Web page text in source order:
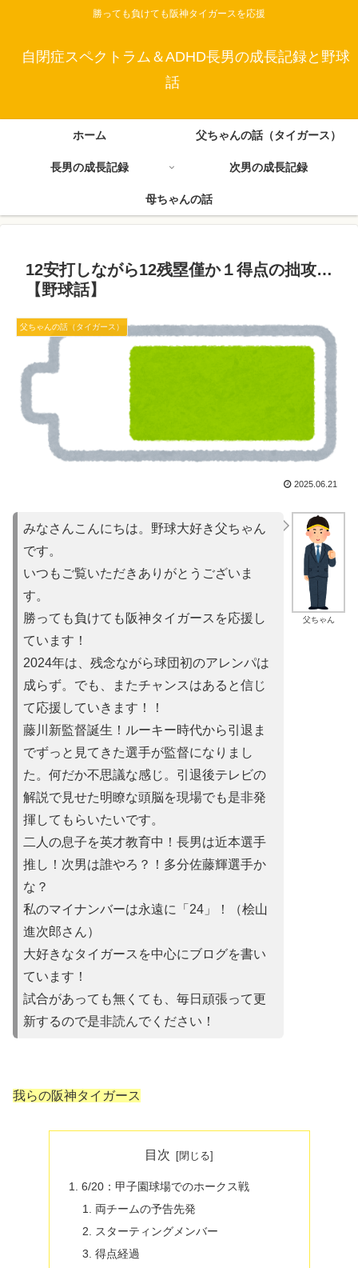
勝っても負けても阪神タイガースを応援
自閉症スペクトラム＆ADHD長男の成長記録と野球
話
ホーム 父ちゃんの話（タイガース）
長男の成長記録 次男の成長記録
母ちゃんの話
12安打しながら12残塁僅か１得点の拙攻…
【野球話】
父ちゃんの話（タイガース）
2025.06.21
父ちゃん
みなさんこんにちは。野球大好き父ちゃん
です。
いつもご覧いただきありがとうございま
す。
勝っても負けても阪神タイガースを応援し
ています！
2024年は、残念ながら球団初のアレンパは
成らず。でも、またチャンスはあると信じ
て応援していきます！！
藤川新監督誕生！ルーキー時代から引退ま
でずっと見てきた選手が監督になりまし
た。何だか不思議な感じ。引退後テレビの
解説で見せた明瞭な頭脳を現場でも是非発
揮してもらいたいです。
二人の息子を英才教育中！長男は近本選手
推し！次男は誰やろ？！多分佐藤輝選手か
な？
私のマイナンバーは永遠に「24」！（桧山
進次郎さん）
大好きなタイガースを中心にブログを書い
ています！
試合があって も無くても、毎日頑張って更
新するので是非読んでください！
我らの阪神タイガース
目次
6/20：甲子園球場でのホークス戦
両チームの予告先発
スターティングメンバー
得点経過